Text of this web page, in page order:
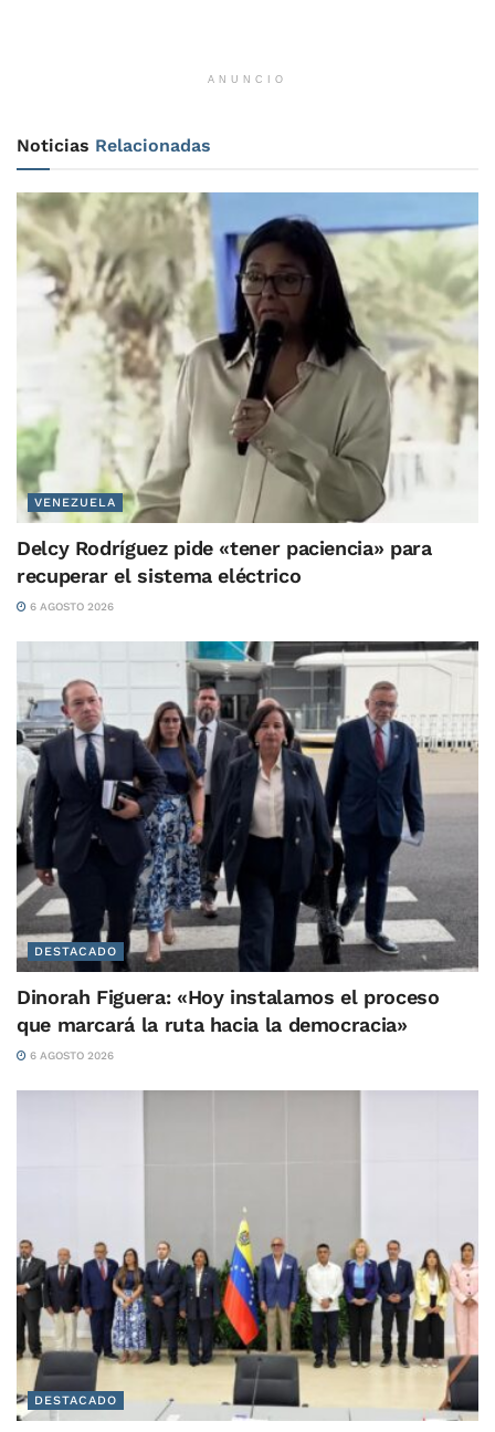
ANUNCIO
Noticias Relacionadas
VENEZUELA
Delcy Rodríguez pide «tener paciencia» para
recuperar el sistema eléctrico
6 AGOSTO 2026
DESTACADO
Dinorah Figuera: «Hoy instalamos el proceso
que marcará la ruta hacia la democracia»
6 AGOSTO 2026
DESTACADO